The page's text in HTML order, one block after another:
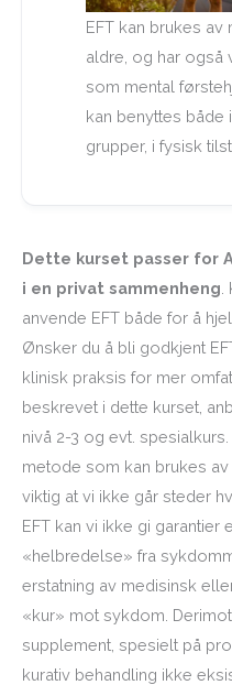
EFT kan brukes av
aldre, og har også
som mental
kan benyttes både
grupper, i fysisk
Dette kurset passer for
i en privat sammenheng
anvende EFT både for å
Ønsker du å bli godkjent
klinisk praksis for mer
beskrevet i dette kurset,
nivå 2-3 og evt.
metode som kan brukes
viktig at vi ikke går steder
EFT kan vi ikke gi
«helbredelse» fra
erstatning av medisinsk
«kur» mot sykdom.
supplement, spesielt på
kurativ behandling ikke